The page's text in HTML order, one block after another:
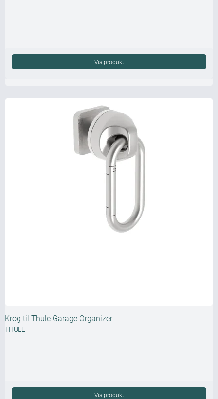
Vis produkt
Krog til Thule Garage Organizer
THULE
Vis produkt